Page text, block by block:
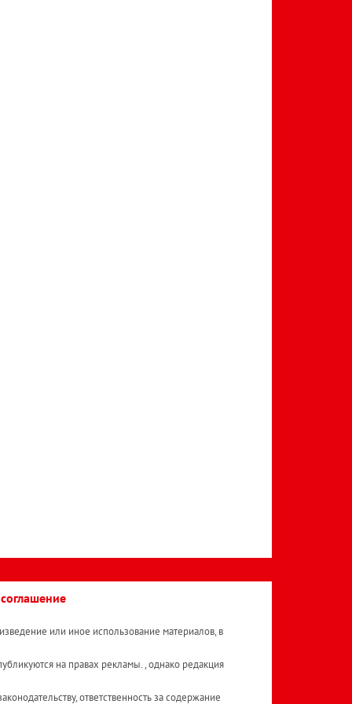
или иное использование материалов, в
на правах рекламы. , однако редакция
ответственность за содержание